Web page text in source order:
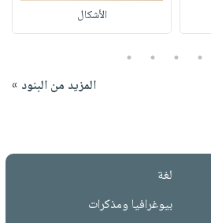
الأشكال
2
3
4
5
المزيد من البنود »
لغة
بيوغرافيا ومذكرات